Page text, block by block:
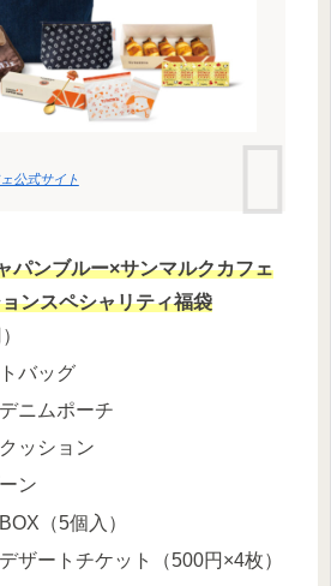
公式サイト
パンブルー×サンマルクカフェ
ンスペシャリティ福袋
バッグ
ニムポーチ
ッション
ン
（5個入）
ザートチケット（500円×4枚）